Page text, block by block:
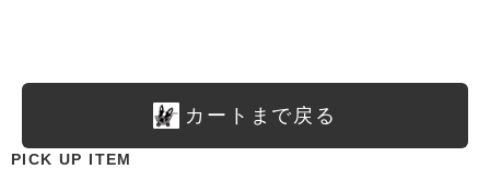
カートまで戻る
PICK UP ITEM